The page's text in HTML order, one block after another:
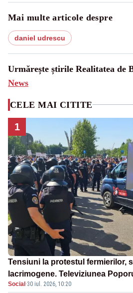
Mai multe articole despre
daniel udrescu
Urmărește știrile Realitatea de
News
CELE MAI CITITE
1
Tensiuni la protestul fermierilor,
lacrimogene. Televiziunea
– LIVE TEXT
Social ·30 iul. 2026, 10:20